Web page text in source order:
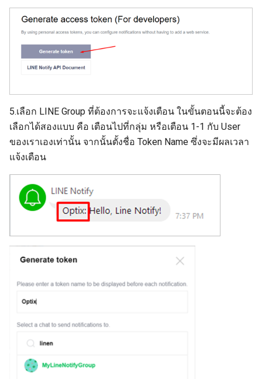
5.เลือก LINE Group ที่ต้องการจะแจ้งเตือน ในขั้นตอนนี้จะต้อง
เลือกได้สองแบบ คือ เตือนไปที่กลุ่ม หรือเตือน 1-1 กับ User
ของเราเองเท่านั้น จากนั้นตั้งชื่อ Token Name ซึ่งจะมีผลเวลา
แจ้งเตือน